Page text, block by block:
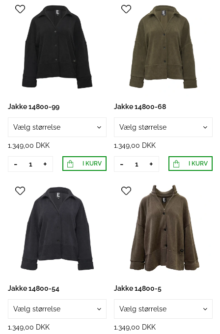
Jakke 14800-99
Vælg størrelse
1.349,00 DKK
- + I KURV
Jakke 14800-68
Vælg størrelse
1.349,00 DKK
- + I KURV
Jakke 14800-54
Vælg størrelse
1.349,00 DKK
Jakke 14800-5
Vælg størrelse
1.349,00 DKK